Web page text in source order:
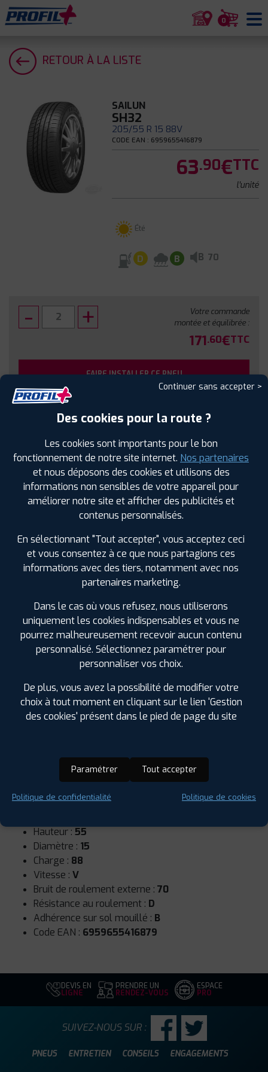
0
RETOUR À LA LISTE
SAILUN
SH32
205/55 R 15 88V
CODE EAN : 6959655416879
63.90€TTC
l'unité
Été
D B B 70
Votre commande
montée et équilibrée :
171.60€TTC
FAIRE INSTALLER CE PNEU
Sous réserve de disponibilité en agence
SPÉCIFICATIONS AVIS CLIENTS ÉTIQUETAGE
Étiquetage
Runflat :Non
Hauteur : 55
Diamètre : 15
Charge : 88
Vitesse : V
Bruit de roulement externe : 70
Résistance au roulement : D
Adhérence sur sol mouillé : B
Code EAN : 6959655416879
DEVIS EN
LIGNE
PRENDRE UN
RENDEZ-VOUS
ESPACE
PRO
PNEUS ENTRETIEN CONSEILS ENGAGEMENTS
SUIVEZ-NOUS SUR :
Continuer sans accepter >
Des cookies pour la route ?
Les cookies sont importants pour le bon
fonctionnement de notre site internet. Nos partenaires
et nous déposons des cookies et utilisons des
informations non sensibles de votre appareil pour
améliorer notre site et afficher des publicités et
contenus personnalisés.
En sélectionnant "Tout accepter", vous acceptez ceci
et vous consentez à ce que nous partagions ces
informations avec des tiers, notamment avec nos
partenaires marketing.
Dans le cas où vous refusez, nous utiliserons
uniquement les cookies indispensables et vous ne
pourrez malheureusement recevoir aucun contenu
personnalisé. Sélectionnez paramétrer pour
personnaliser vos choix.
De plus, vous avez la possibilité de modifier votre
choix à tout moment en cliquant sur le lien 'Gestion
des cookies' présent dans le pied de page du site
Paramétrer Tout accepter
Politique de confidentialité Politique de cookies